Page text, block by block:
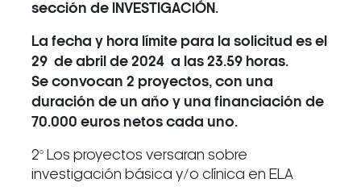
sección de INVESTIGACIÓN.
La fecha y hora límite para la solicitud es el
29 de abril de 2024 a las 23.59 horas.
Se convocan 2 proyectos, con una
duración de un año y una financiación de
70.000 euros netos cada uno.
2º Los proyectos versaran sobre
investigación básica y/o clínica en ELA